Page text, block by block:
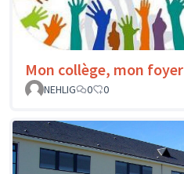
Mon collège, mon foyer
NEHLIG
0 0